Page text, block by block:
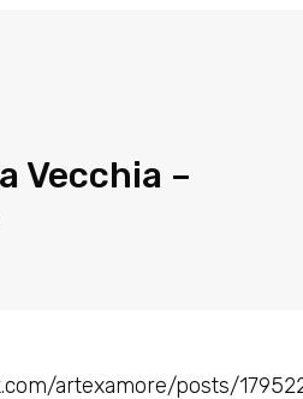
Vecchia –
artexamore/posts/